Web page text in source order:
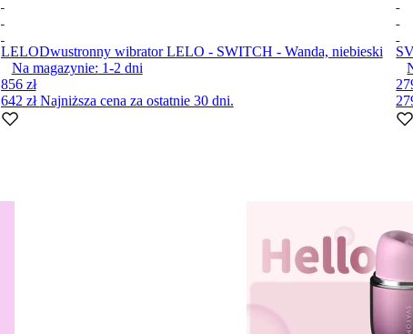
LELODwustronny wibrator LELO - SWITCH - Wanda, niebieski
Na magazynie: 1-2 dni
856 zł
642 złNajniższa cena za ostatnie 30 dni.